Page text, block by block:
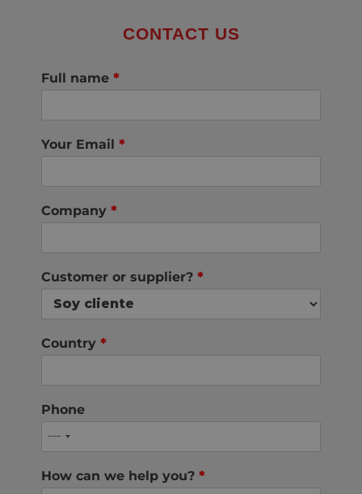
CONTACT US
Full name *
Your Email *
Company *
Customer or supplier? *
Country *
Phone
How can we help you? *